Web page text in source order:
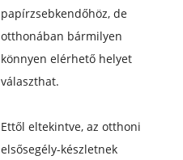
papírzsebkendőhöz, de
otthonában bármilyen
könnyen elérhető helyet
választhat.
Ettől eltekintve, az otthoni
elsősegély-készletnek